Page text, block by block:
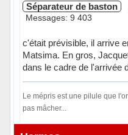
Séparateur de baston
Messages: 9 403
c'était prévisible, il arrive
Matsima. En gros,
dans le cadre de l'arrivée
Le mépris est une pilule que
pas mâcher...
Hors ligne